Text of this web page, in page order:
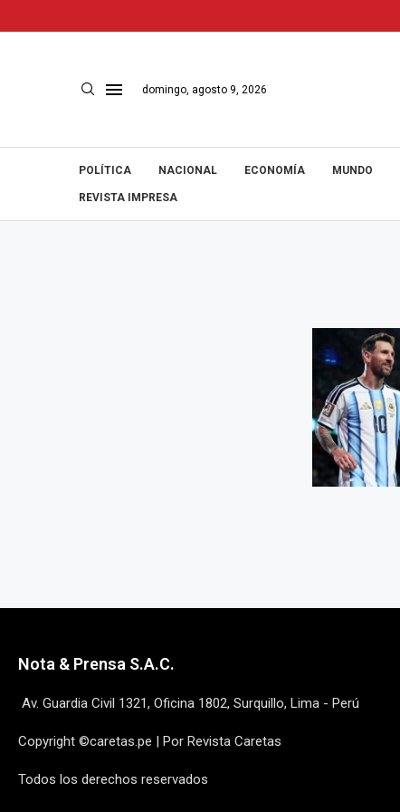
domingo, agosto 9, 2026
POLÍTICA NACIONAL ECONOMÍA MUNDO
REVISTA IMPRESA
Nota & Prensa S.A.C.
Av. Guardia Civil 1321, Oficina 1802, Surquillo, Lima - Perú
Copyright ©caretas.pe | Por Revista Caretas
Todos los derechos reservados